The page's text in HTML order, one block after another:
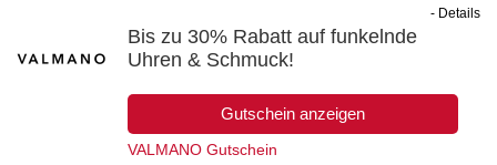
Bis zu 30% Rabatt auf funkelnde
Uhren & Schmuck!
Gutschein anzeigen
- Details
VALMANO Gutschein